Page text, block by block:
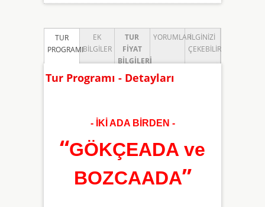
TUR
PROGRAMI
EK
BILGILER
TUR
FIYAT
BILGILERI
YORUMLARİLGINIZI
ÇEKEBILIR
Tur Programı - Detayları
- İKİ ADA BİRDEN -
“GÖKÇEADA ve
BOZCAADA”